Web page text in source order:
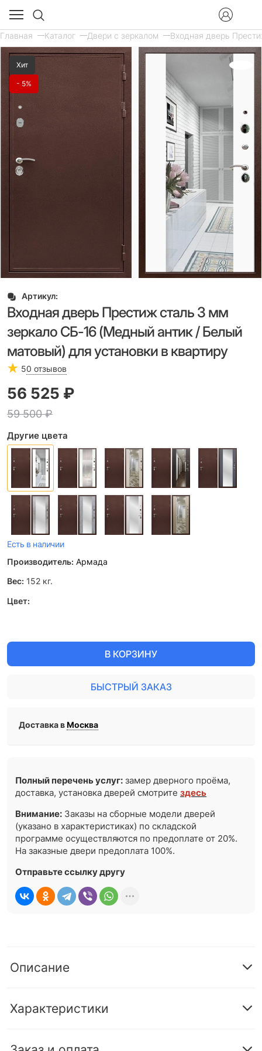
Главная Каталог Двери с зеркалом Входная дверь
Хит
- 5%
Артикул:
Входная дверь Престиж сталь 3 мм
зеркало СБ-16 (Медный антик / Белый
матовый) для установки в квартиру
50 отзывов
59 500 ₽
56 525 ₽
Другие цвета
Есть в наличии
Производитель: Армада
Вес: 152 кг.
Цвет:
В КОРЗИНУ
БЫСТРЫЙ ЗАКАЗ
Доставка вМосква
Полный перечень услуг: замер дверного проёма,
доставка, установка дверей смотритездесь
Внимание: Заказы на сборные модели дверей
(указано в характеристиках) по складской
программе осуществляются по предоплате от 20%.
На заказные двери предоплата 100%.
Отправьте ссылку другу
Описание
Характеристики